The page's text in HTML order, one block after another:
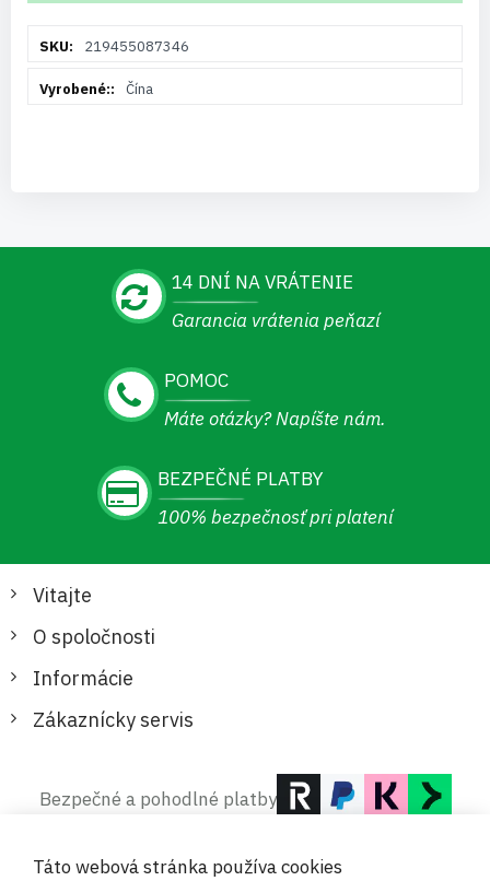
informácií219455087346
Čína
14 DNÍ NA VRÁTENIE
Garancia vrátenia peňazí
POMOC
Máte otázky? Napíšte nám.
BEZPEČNÉ PLATBY
100% bezpečnosť pri platení
Vitajte
O spoločnosti
Informácie
Zákaznícky servis
Bezpečné a pohodlné platby
Táto webová stránka používa cookies